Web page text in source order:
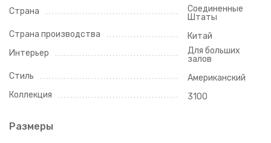
Страна
Соединенные
Штаты
Страна производства
Китай
Интерьер
Для больших
залов
Стиль
Американский
Коллекция
3100
Размеры